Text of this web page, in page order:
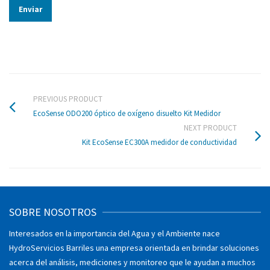
PREVIOUS PRODUCT
EcoSense ODO200 óptico de oxígeno disuelto Kit Medidor
NEXT PRODUCT
Kit EcoSense EC300A medidor de conductividad
SOBRE NOSOTROS
Interesados en la importancia del Agua y el Ambiente nace
HydroServicios Barriles una empresa orientada en brindar soluciones
acerca del análisis, mediciones y monitoreo que le ayudan a muchos